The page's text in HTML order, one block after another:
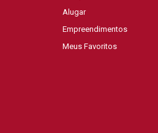
Alugar
Empreendimentos
Meus Favoritos